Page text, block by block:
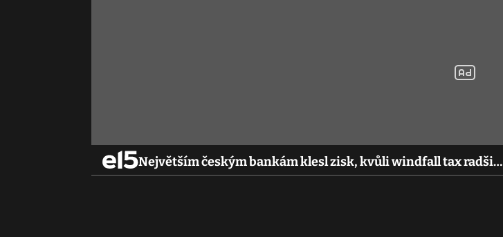
Největším českým bankám klesl zisk, kvůli windfall tax radši…